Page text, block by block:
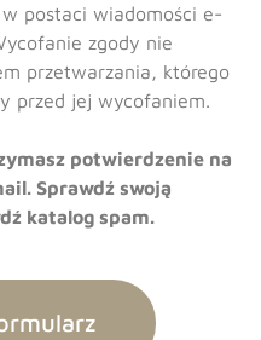
postaci wiadomości e-
zgody nie
przetwarzania, którego
przed jej wycofaniem.
potwierdzenie na
Sprawdź swoją
katalog spam.